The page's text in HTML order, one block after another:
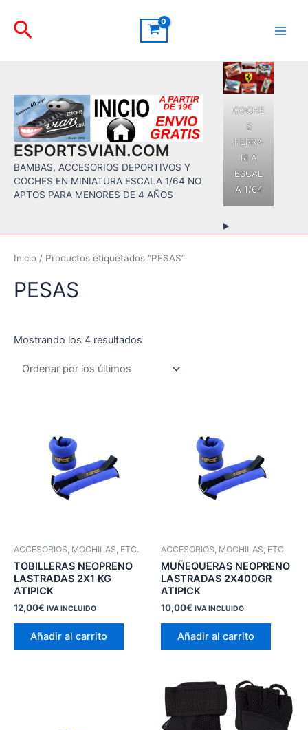
contenido
Buscar
ESPORTSVIAN.COM
BAMBAS, ACCESORIOS DEPORTIVOS Y
COCHES EN MINIATURA ESCALA 1/64 NO
APTOS PARA MENORES DE 4 AÑOS
COCHE
S
FERRA
RI A
ESCAL
A 1/64
Inicio / Productos etiquetados “PESAS”
PESAS
Mostrando los 4 resultados
últimos
ACCESORIOS, MOCHILAS, ETC.
TOBILLERAS NEOPRENO
LASTRADAS 2X1 KG
ATIPICK
12,00€ IVA INCLUIDO
Añadir al carrito
ACCESORIOS, MOCHILAS, ETC.
MUÑEQUERAS NEOPRENO
LASTRADAS 2X400GR
ATIPICK
10,00€ IVA INCLUIDO
Añadir al carrito